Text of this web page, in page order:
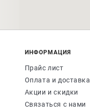
ИНФОРМАЦИЯ
Прайс лист
Оплата и доставка
Акции и скидки
Связаться с нами